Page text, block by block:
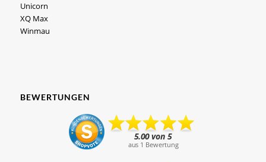
Unicorn
XQ Max
Winmau
BEWERTUNGEN